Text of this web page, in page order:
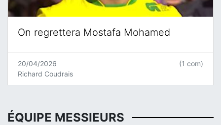
On regrettera Mostafa Mohamed
20/04/2026
Richard Coudrais
(1 com)
ÉQUIPE MESSIEURS